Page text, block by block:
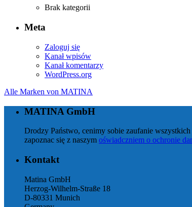
Brak kategorii
Meta
Zaloguj się
Kanał wpisów
Kanał komentarzy
WordPress.org
Alle Marken von MATINA
MATINA GmbH
Drodzy Państwo, cenimy sobie zaufanie
zapoznac się z naszym oświadczniem o ochronie
Kontakt
Matina GmbH
Herzog-Wilhelm-Straße 18
D-80331 Munich